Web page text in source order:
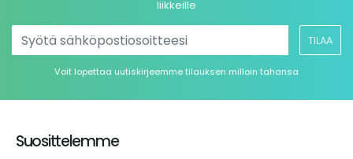
liikkeille
TILAA
Voit lopettaa uutiskirjeemme tilauksen milloin tahansa
Suosittelemme